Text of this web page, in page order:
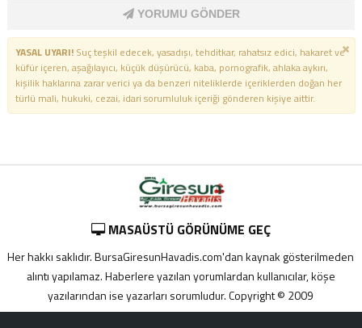
YORUMU GÖNDER
YASAL UYARI!Suç teşkil edecek, yasadışı, tehditkar, rahatsız edici, hakaret ve
küfür içeren, aşağılayıcı, küçük düşürücü, kaba, pornografik, ahlaka aykırı,
kişilik haklarına zarar verici ya da benzeri niteliklerde içeriklerden doğan her
türlü mali, hukuki, cezai, idari sorumluluk içeriği gönderen kişiye aittir.
MASAÜSTÜ GÖRÜNÜME GEÇ
Her hakkı saklıdır. BursaGiresunHavadis.com'dan kaynak gösterilmeden
alıntı yapılamaz. Haberlere yazılan yorumlardan kullanıcılar, köşe
yazılarından ise yazarları sorumludur. Copyright © 2009